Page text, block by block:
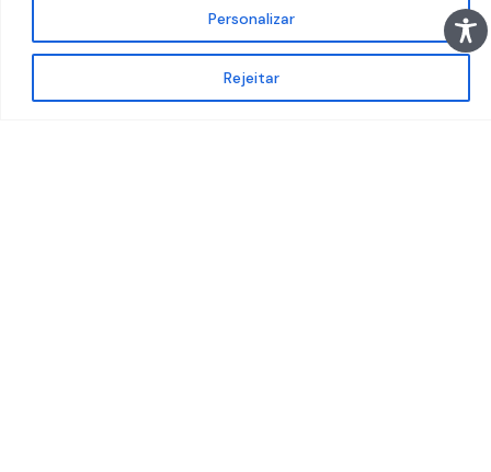
Personalizar
Rejeitar